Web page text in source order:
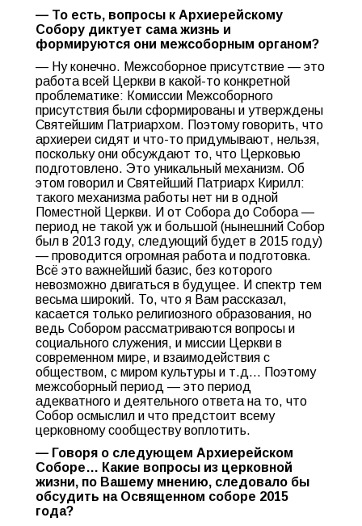
— То есть, вопросы к Архиерейскому
Собору диктует сама жизнь и
формируются они межсоборным органом?
— Ну конечно. Межсоборное присутствие — это
работа всей Церкви в какой-то конкретной
проблематике: Комиссии Межсоборного
присутствия были сформированы и утверждены
Святейшим Патриархом. Поэтому говорить, что
архиереи сидят и что-то придумывают, нельзя,
поскольку они обсуждают то, что Церковью
подготовлено. Это уникальный механизм. Об
этом говорил и Святейший Патриарх Кирилл:
такого механизма работы нет ни в одной
Поместной Церкви. И от Собора до Собора —
период не такой уж и большой (нынешний Собор
был в 2013 году, следующий будет в 2015 году)
— проводится огромная работа и подготовка.
Всё это важнейший базис, без которого
невозможно двигаться в будущее. И спектр тем
весьма широкий. То, что я Вам рассказал,
касается только религиозного образования, но
ведь Собором рассматриваются вопросы и
социального служения, и миссии Церкви в
современном мире, и взаимодействия с
обществом, с миром культуры и т.д… Поэтому
межсоборный период — это период
адекватного и деятельного ответа на то, что
Собор осмыслил и что предстоит всему
церковному сообществу воплотить.
— Говоря о следующем Архиерейском
Соборе… Какие вопросы из церковной
жизни, по Вашему мнению, следовало бы
обсудить на Освященном соборе 2015
года?